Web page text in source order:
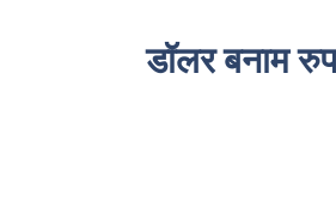
डॉलर बनाम